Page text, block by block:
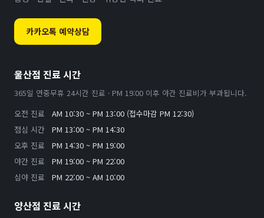
카카오톡 예약상담
울산점 진료 시간
365일 연중무휴 24시간 진료 · PM 19:00 이후 야간 진료비가 부과됩니다.
오전 진료
AM 10:30 ~ PM 13:00 (접수마감 PM 12:30)
점심 시간
PM 13:00 ~ PM 14:30
오후 진료
PM 14:30 ~ PM 19:00
야간 진료
PM 19:00 ~ PM 22:00
심야 진료
PM 22:00 ~ AM 10:00
양산점 진료 시간